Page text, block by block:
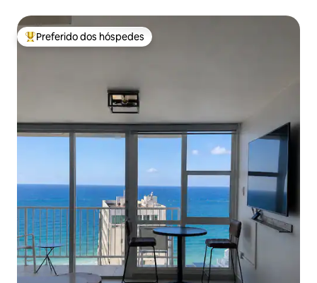
Entre os melhores preferidos dos hóspedes
Preferido dos hóspedes